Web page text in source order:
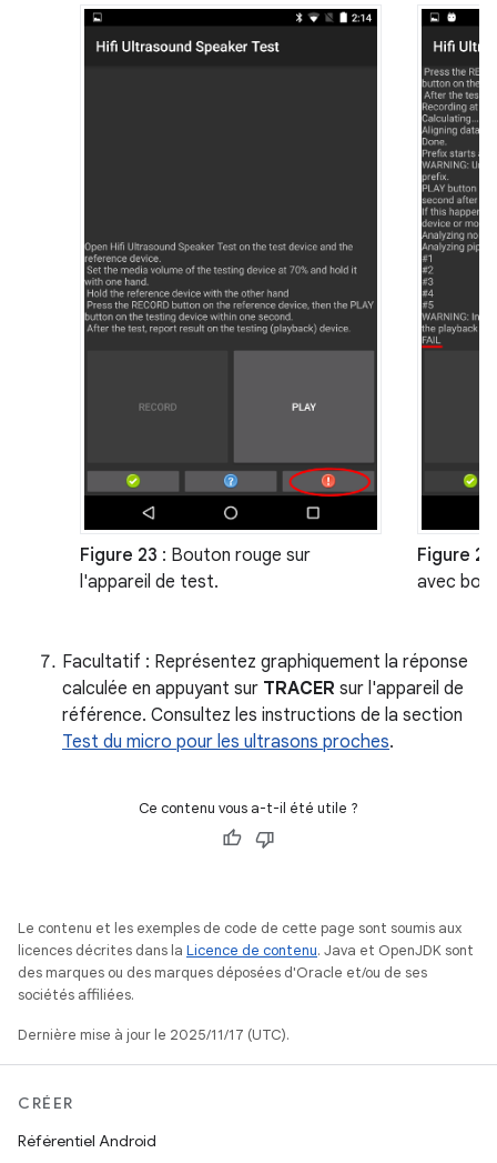
Figure 23 : Bouton rouge sur
l'appareil de test.
Figure
avec
Facultatif : Représentez graphiquement la réponse
calculée en appuyant sur TRACER sur l'appareil de
référence. Consultez les instructions de la section
Test du micro pour les ultrasons proches.
Ce contenu vous a-t-il été utile ?
Le contenu et les exemples de code de cette page sont soumis aux
licences décrites dans la Licence de contenu. Java et OpenJDK sont
des marques ou des marques déposées d'Oracle et/ou de ses
sociétés affiliées.
Dernière mise à jour le 2025/11/17 (UTC).
CRÉER
Référentiel Android